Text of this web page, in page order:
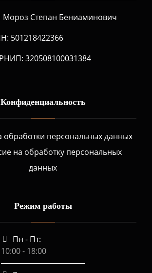
Степан Бениаминович
501218422366
320508100031384
Конфиденциальность
обработки персональных данных
на обработку персональных
данных
Режим работы
Пн - Пт:
10:00 - 18:00